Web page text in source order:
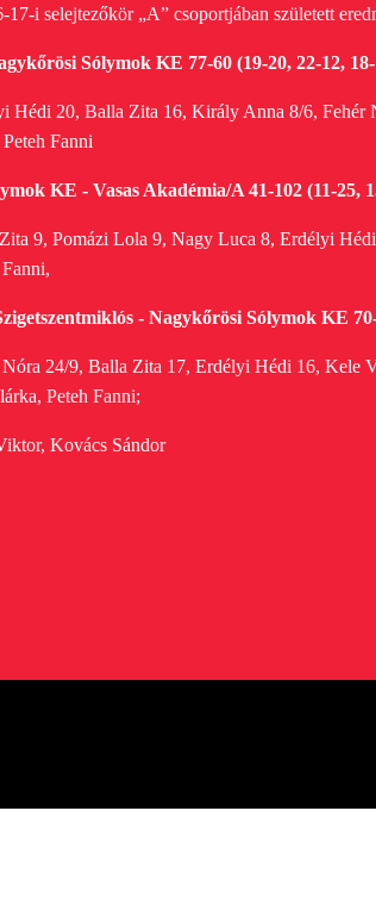
17-i selejtezőkör „A” csoportjában született
Sólymok KE 77-60 (19-20, 22-12, 18-
Hédi 20, Balla Zita 16, Király Anna 8/6, Fehér
Fanni
KE - Vasas Akadémia/A 41-102 (11-25,
9, Pomázi Lola 9, Nagy Luca 8, Erdélyi
- Nagykőrösi Sólymok KE
24/9, Balla Zita 17, Erdélyi Hédi 16, Kele
Peteh Fanni;
Kovács Sándor